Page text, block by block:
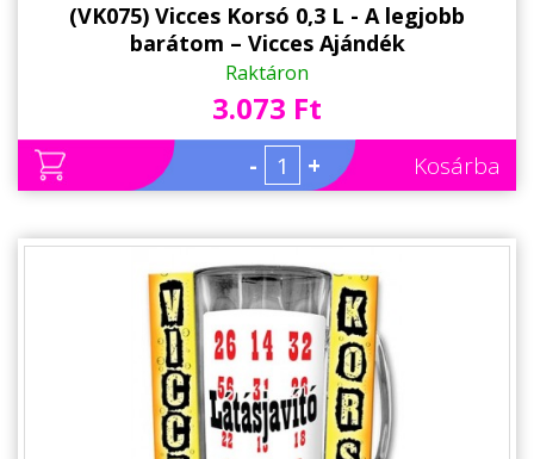
(VK075) Vicces Korsó 0,3 L - A legjobb
barátom – Vicces Ajándék
Raktáron
3.073 Ft
- + Kosárba